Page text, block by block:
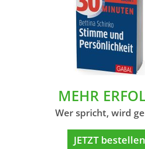
MEHR
Wer spricht, wird
JETZT bestellen